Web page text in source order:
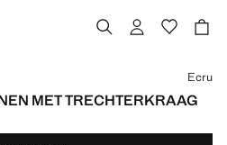
MET TRECHTERKRAAG
[€ 79,99 ]
Ecru